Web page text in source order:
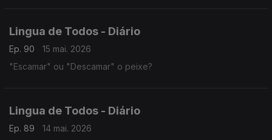
Lingua de Todos - Diário
Ep. 90
15 mai. 2026
"Escamar" ou "Descamar" o peixe?
Lingua de Todos - Diário
Ep. 89
14 mai. 2026